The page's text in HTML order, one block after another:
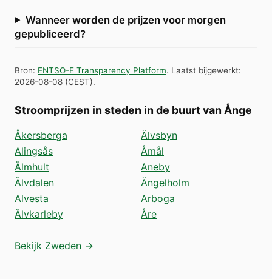
Wanneer worden de prijzen voor morgen
gepubliceerd?
Bron: ENTSO-E Transparency Platform. Laatst bijgewerkt:
2026-08-08 (CEST).
Stroomprijzen in steden in de buurt van Ånge
Åkersberga
Alingsås
Älmhult
Älvdalen
Alvesta
Älvkarleby
Älvsbyn
Åmål
Aneby
Ängelholm
Arboga
Åre
Bekijk Zweden →